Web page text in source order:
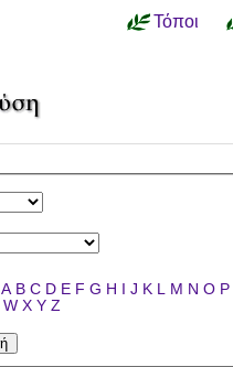
Τόποι
A B C D E F G H I J K L M N O P
W X Y Z